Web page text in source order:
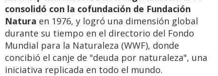
consolidó con la cofundación de Fundación
Natura en 1976, y logró una dimensión global
durante su tiempo en el directorio del Fondo
Mundial para la Naturaleza (WWF), donde
concibió el canje de "deuda por naturaleza", una
iniciativa replicada en todo el mundo.